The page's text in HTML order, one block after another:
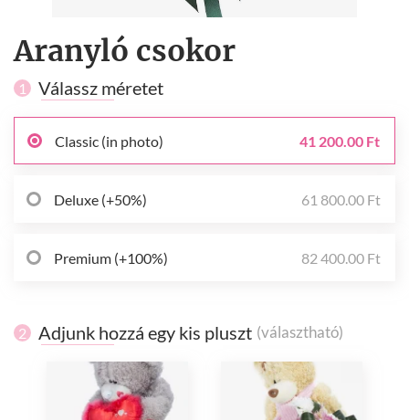
Aranyló csokor
1 Válassz méretet
Classic (in photo) 41 200.00 Ft
Deluxe (+50%) 61 800.00 Ft
Premium (+100%) 82 400.00 Ft
2 Adjunk hozzá egy kis pluszt (választható)